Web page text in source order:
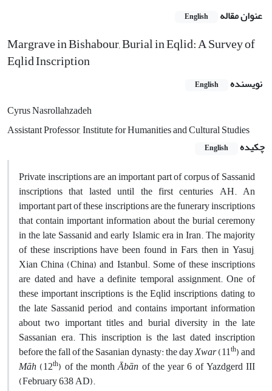
عنوان مقاله English
Margrave in Bishabour, Burial in Eqlid: A Survey of
Eqlid Inscription
نویسنده English
Cyrus Nasrollahzadeh
Assistant Professor, Institute for Humanities and Cultural Studies
چکیده
English
Private inscriptions are an important part of corpus of Sassanid
inscriptions that lasted until the first centuries AH. An
important part of these inscriptions are the funerary inscriptions
that contain important information about the burial ceremony
in the late Sassanid and early Islamic era in Iran. The majority
of these inscriptions have been found in Fars, then in Yasuj,
Xian China (China) and Istanbul. Some of these inscriptions
are dated and have a definite temporal assignment. One of
these important inscriptions is the Eqlid inscriptions, dating to
the late Sassanid period, and contains important information
about two important titles and burial diversity in the late
Sassanian era. This inscription is the last dated inscription
before the fall of the Sasanian dynasty: the dayXwar(11th) and
Māh (12th) of the monthĀbān of the year 6 of Yazdgerd III
(February 638 AD).